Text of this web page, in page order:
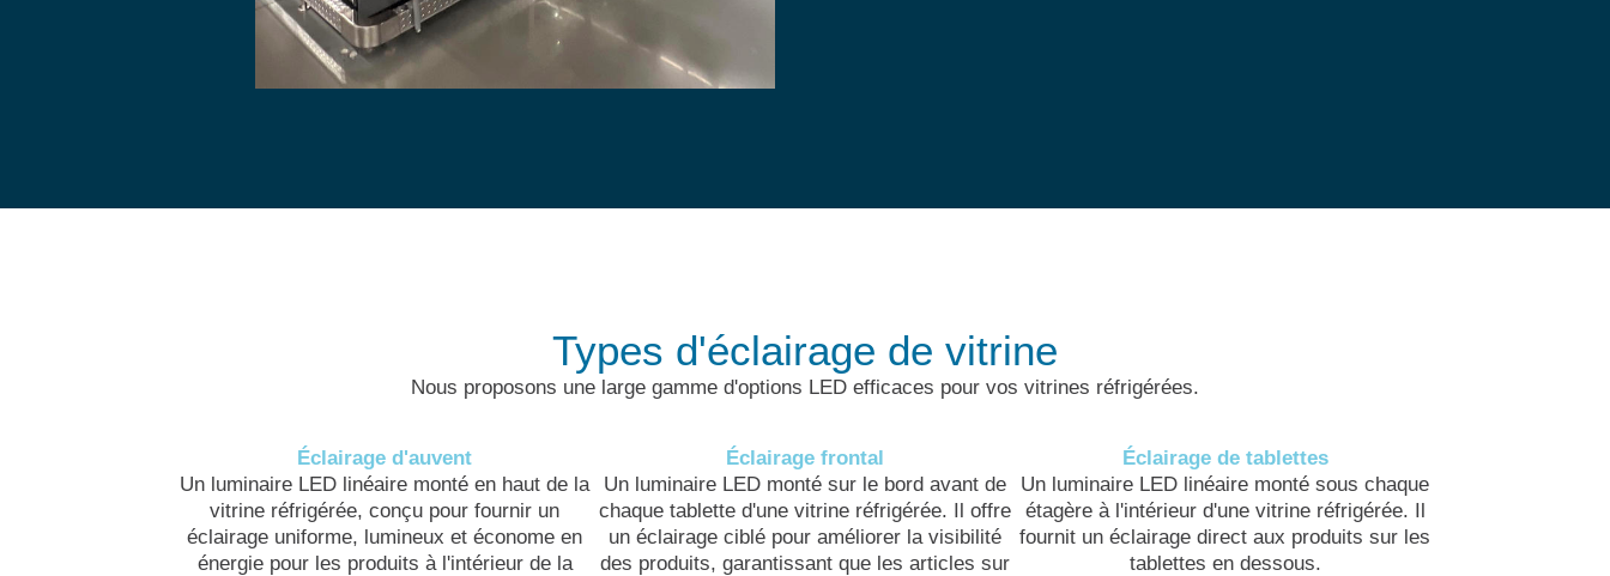
Types d'éclairage de vitrine
Nous proposons une large gamme d'options LED efficaces pour vos vitrines réfrigérées.
Éclairage d'auvent
Un luminaire LED linéaire monté en haut de la
vitrine réfrigérée, conçu pour fournir un
éclairage uniforme, lumineux et économe en
énergie pour les produits à l'intérieur de la
Éclairage frontal
Un luminaire LED monté sur le bord avant de
chaque tablette d'une vitrine réfrigérée. Il offre
un éclairage ciblé pour améliorer la visibilité
des produits, garantissant que les articles sur
Éclairage de tablettes
Un luminaire LED linéaire monté sous chaque
étagère à l'intérieur d'une vitrine réfrigérée. Il
fournit un éclairage direct aux produits sur les
tablettes en dessous.